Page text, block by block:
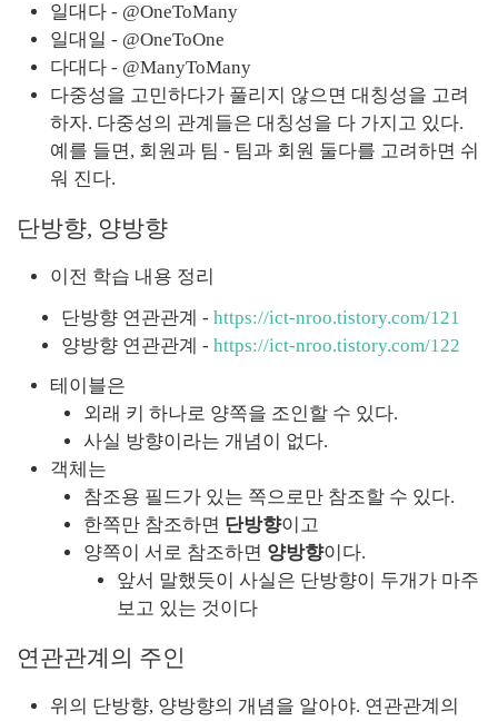
일대다 - @OneToMany
일대일 - @OneToOne
다대다 - @ManyToMany
다중성을 고민하다가 풀리지 않으면 대칭성을 고려
하자. 다중성의 관계들은 대칭성을 다 가지고 있다.
예를 들면, 회원과 팀 - 팀과 회원 둘다를 고려하면 쉬
워 진다.
단방향, 양방향
이전 학습 내용 정리
단방향 연관관계 - https://ict-nroo.tistory.com/121
양방향 연관관계 - https://ict-nroo.tistory.com/122
테이블은
외래 키 하나로 양쪽을 조인할 수 있다.
사실 방향이라는 개념이 없다.
객체는
참조용 필드가 있는 쪽으로만 참조할 수 있다.
한쪽만 참조하면 단방향이고
양쪽이 서로 참조하면 양방향이다.
앞서 말했듯이 사실은 단방향이 두개가 마주
보고 있는 것이다
연관관계의 주인
위의 단방향, 양방향의 개념을 알아야. 연관관계의